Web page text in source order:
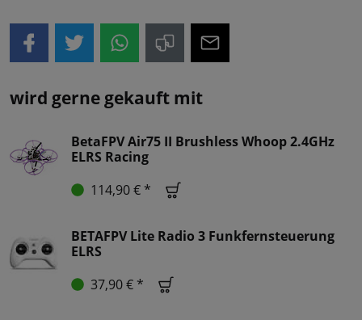
wird gerne gekauft mit
BetaFPV Air75 II Brushless Whoop 2.4GHz
ELRS Racing
114,90 € *
BETAFPV Lite Radio 3 Funkfernsteuerung
ELRS
37,90 € *